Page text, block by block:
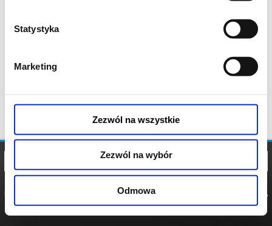
Statystyka
Marketing
Zezwól na wszystkie
Zezwól na wybór
Odmowa
POLITYKA
POLITYKA